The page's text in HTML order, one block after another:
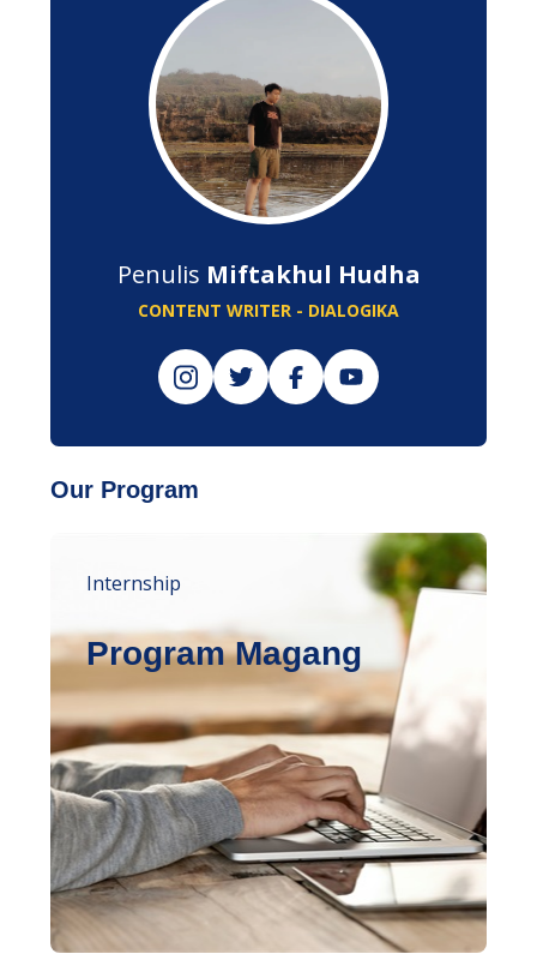
Penulis Miftakhul Hudha
CONTENT WRITER - DIALOGIKA
Our Program
Internship
Program Magang